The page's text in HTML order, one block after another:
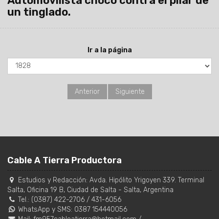
un tinglado.
Ir a la página
Anterior Siguiente
Cable A Tierra Productora
Estudios y Redacción: Avda. Hipólito Yrigoyen 339. Terminal
Salta, Oficina 19 B, Ciudad de Salta - Salta, Argentina
Tel.: (0387) 422-2706 / 431-6056
WhatsApp y SMS: 0387 154440056